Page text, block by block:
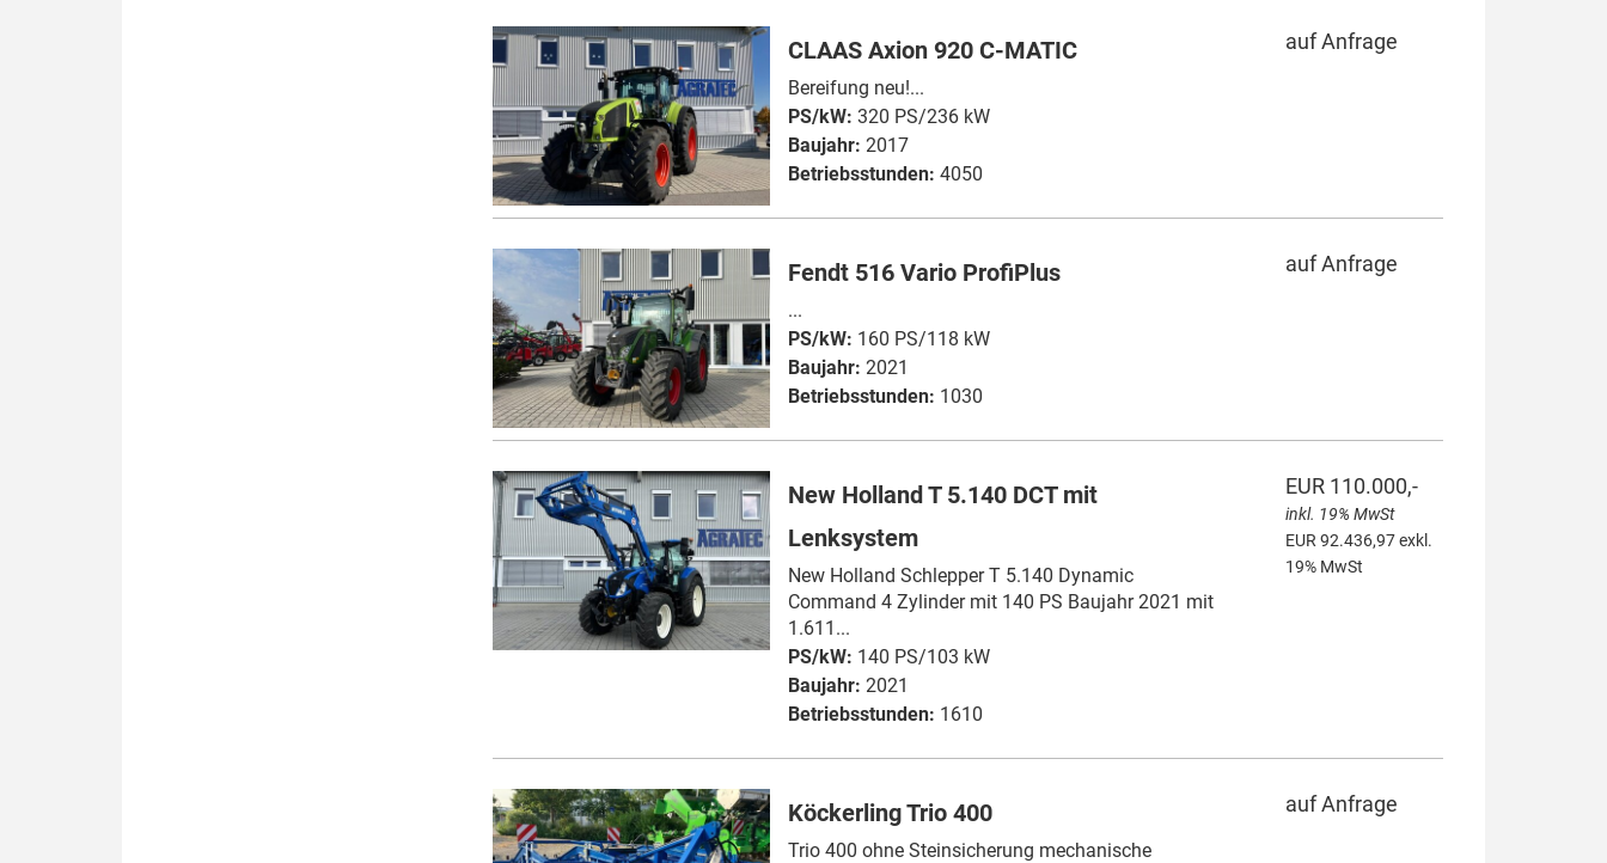
CLAAS Axion 920 C-MATIC
Bereifung neu!...
PS/kW: 320 PS/236 kW
Baujahr: 2017
Betriebsstunden: 4050
auf Anfrage
Fendt 516 Vario ProfiPlus
...
PS/kW: 160 PS/118 kW
Baujahr: 2021
Betriebsstunden: 1030
auf Anfrage
New Holland T 5.140 DCT mit
Lenksystem
New Holland Schlepper T 5.140 Dynamic
Command 4 Zylinder mit 140 PS Baujahr 2021 mit
1.611...
PS/kW: 140 PS/103 kW
Baujahr: 2021
Betriebsstunden: 1610
EUR 110.000,-
inkl. 19% MwSt
EUR 92.436,97 exkl.
19% MwSt
Köckerling Trio 400
Trio 400 ohne Steinsicherung mechanische
auf Anfrage